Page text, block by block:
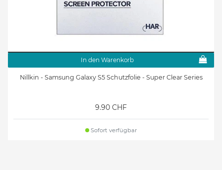
In den Warenkorb
Nillkin - Samsung Galaxy S5 Schutzfolie - Super Clear Series
9.90 CHF
Sofort verfügbar